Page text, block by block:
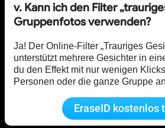
v. Kann ich den Filter
Gruppenfotos verwenden?
Ja! Der Online-Filter „Trauriges
unterstützt mehrere Gesichter in
du den Effekt mit nur wenigen
Personen oder die ganze Gruppe
EraseID kostenlos